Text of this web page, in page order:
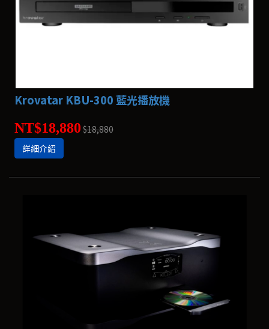
Krovatar KBU-300 藍光播放機
NT$18,880 $18,880
詳細介紹